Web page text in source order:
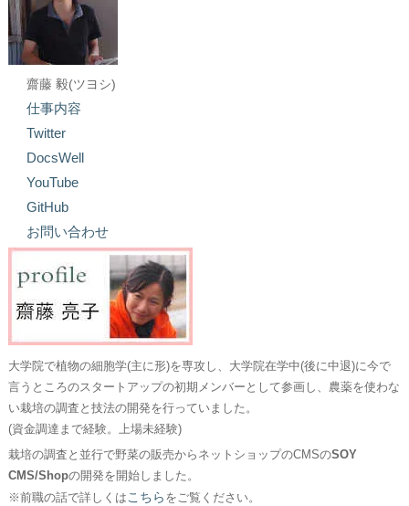
齋藤 毅(ツヨシ)
仕事内容
Twitter
DocsWell
YouTube
GitHub
お問い合わせ
大学院で植物の細胞学(主に形)を専攻し、大学院在学中(後に中退)に今で
言うところのスタートアップの初期メンバーとして参画し、農薬を使わな
い栽培の調査と技法の開発を行っていました。
(資金調達まで経験。上場未経験)
栽培の調査と並行で野菜の販売からネットショップのCMSのSOY
CMS/Shopの開発を開始しました。
※前職の話で詳しくはこちら をご覧ください。